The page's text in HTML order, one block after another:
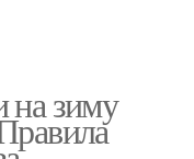
на зиму